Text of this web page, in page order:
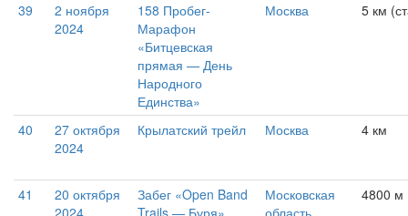
39
2 ноября
2024
158 Пробег-
Марафон
«Битцевская
прямая — День
Народного
Единства»
Москва 5 км
40
27 октября
2024
Крылатский трейл Москва 4 км
41
20 октября
2024
Забег «Open Band
Trails — Буря»
Московская
область,
4800 м